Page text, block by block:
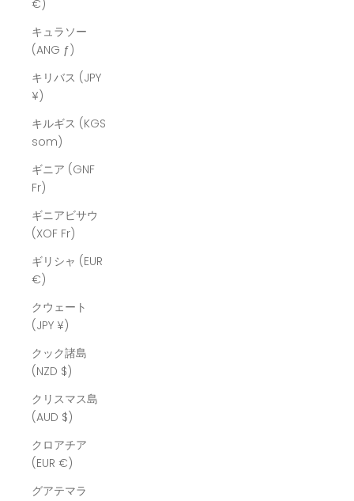
€)
キュラソー
(ANG ƒ)
キリバス (JPY
¥)
キルギス (KGS
som)
ギニア (GNF
Fr)
ギニアビサウ
(XOF Fr)
ギリシャ (EUR
€)
クウェート
(JPY ¥)
クック諸島
(NZD $)
クリスマス島
(AUD $)
クロアチア
(EUR €)
グアテマラ